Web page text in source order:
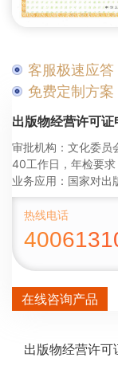
客服极速应答
免费定制方案
出版物经营许可
审批机构：文化委
40工作日，年检要求
业务应用：国家对出
经许可，任何单位和
本规定另有规定的
期刊、音像制品、
热线电话
在线咨询产品
出版物经营许可